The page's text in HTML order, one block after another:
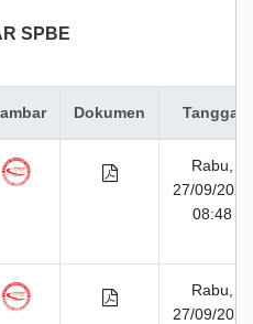
SPBE
Dokumen Tanggal
Rabu,
27/09/2023
08:48
Rabu,
27/09/2023